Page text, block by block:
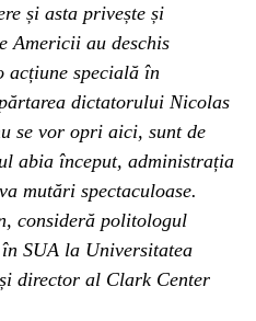
și asta privește și
Americii au deschis
acțiune specială în
dictatorului Nicolas
se vor opri aici, sunt de
abia început, administrația
mutări spectaculoase.
consideră politologul
SUA la Universitatea
director al Clark Center